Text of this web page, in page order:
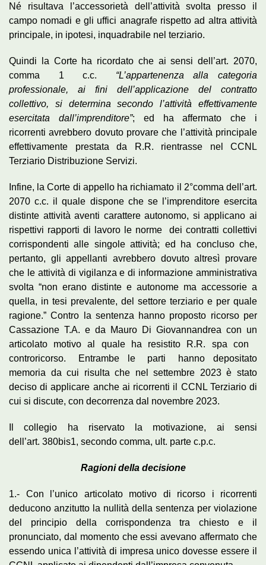
Né risultava l’accessorietà dell’attività svolta presso il
campo nomadi e gli uffici anagrafe rispetto ad altra attività
principale, in ipotesi, inquadrabile nel terziario.
Quindi la Corte ha ricordato che ai sensi dell’art. 2070,
comma 1 c.c. “L’appartenenza alla categoria
professionale, ai fini dell’applicazione del contratto
collettivo, si determina secondo l’attività effettivamente
esercitata dall’imprenditore”; ed ha affermato che i
ricorrenti avrebbero dovuto provare che l’attività principale
effettivamente prestata da R.R. rientrasse nel CCNL
Terziario Distribuzione Servizi.
Infine, la Corte di appello ha richiamato il 2°comma dell’art.
2070 c.c. il quale dispone che se l’imprenditore esercita
distinte attività aventi carattere autonomo, si applicano ai
rispettivi rapporti di lavoro le norme dei contratti collettivi
corrispondenti alle singole attività; ed ha concluso che,
pertanto, gli appellanti avrebbero dovuto altresì provare
che le attività di vigilanza e di informazione amministrativa
svolta “non erano distinte e autonome ma accessorie a
quella, in tesi prevalente, del settore terziario e per quale
ragione.” Contro la sentenza hanno proposto ricorso per
Cassazione T.A. e da Mauro Di Giovannandrea con un
articolato motivo al quale ha resistito R.R. spa con
controricorso. Entrambe le parti hanno depositato
memoria da cui risulta che nel settembre 2023 è stato
deciso di applicare anche ai ricorrenti il CCNL Terziario di
cui si discute, con decorrenza dal novembre 2023.
Il collegio ha riservato la motivazione, ai sensi
dell’art. 380bis1, secondo comma, ult. parte c.p.c.
Ragioni della decisione
1.- Con l’unico articolato motivo di ricorso i ricorrenti
deducono anzitutto la nullità della sentenza per violazione
del principio della corrispondenza tra chiesto e il
pronunciato, dal momento che essi avevano affermato che
essendo unica l’attività di impresa unico dovesse essere il